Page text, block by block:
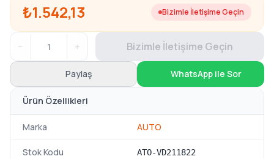
₺1.542,13 Bizimle İletişime Geçin
− + Bizimle İletişime Geçin
Paylaş WhatsApp ile Sor
Ürün Özellikleri
Marka AUTO
Stok Kodu ATO-VD211822